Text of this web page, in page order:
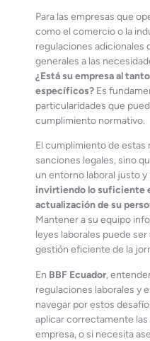
Para las empresas que
como el comercio o la
regulaciones adicionales
generales a las
¿Está su empresa al
específicos? Es
particularidades que
cumplimiento normativo.
El cumplimiento de
sanciones legales, sino
un entorno laboral justo y
invirtiendo lo suficiente
actualización de su
Mantener a su equipo
leyes laborales puede
gestión eficiente de la
En BBF Ecuador,
regulaciones laborales y
navegar por estos
aplicar correctamente las
empresa, o si necesita